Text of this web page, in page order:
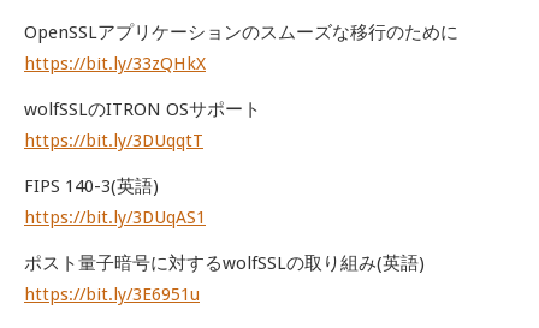
OpenSSLアプリケーションのスムーズな移行のために
https://bit.ly/33zQHkX
wolfSSLのITRON OSサポート
https://bit.ly/3DUqqtT
FIPS 140-3(英語)
https://bit.ly/3DUqAS1
ポスト量子暗号に対するwolfSSLの取り組み(英語)
https://bit.ly/3E6951u